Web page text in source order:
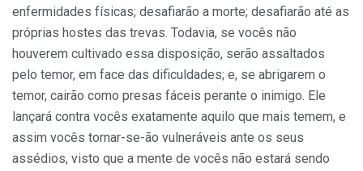
enfermidades físicas; desafiarão a morte; desafiarão até as
próprias hostes das trevas. Todavia, se vocês não
houverem cultivado essa disposição, serão assaltados
pelo temor, em face das dificuldades; e, se abrigarem o
temor, cairão como presas fáceis perante o inimigo. Ele
lançará contra vocês exatamente aquilo que mais temem, e
assim vocês tornar-se-ão vulneráveis ante os seus
assédios, visto que a mente de vocês não estará sendo